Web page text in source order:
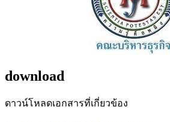
download
ดาวน์โหลดเอกสารที่เกี่ยวข้อง